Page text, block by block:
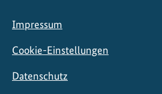
Impressum
Cookie-Einstellungen
Datenschutz